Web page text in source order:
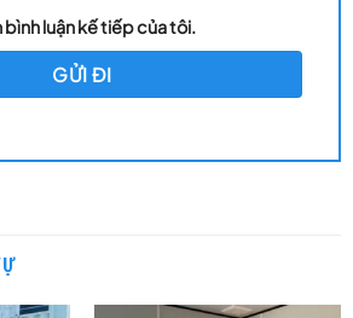
luận kế tiếp của tôi.